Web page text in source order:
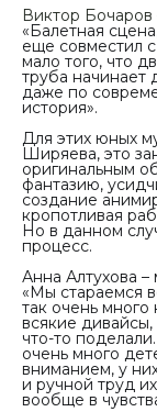
Виктор Бочаров
«Балетная
еще совместил
мало того, что
труба начинает
даже по
история».
Для этих юных
Ширяева, это
оригинальным
фантазию,
создание
кропотливая
Но в данном
процесс.
Анна Алтухова –
«Мы стараемся
так очень
всякие
что-то
очень много
вниманием, у
и ручной труд
вообще в